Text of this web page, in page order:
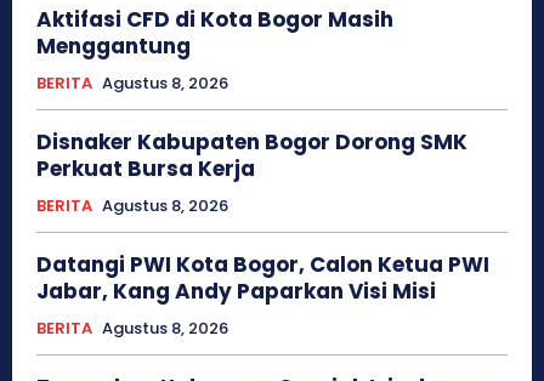
Aktifasi CFD di Kota Bogor Masih
Menggantung
BERITA Agustus 8, 2026
Disnaker Kabupaten Bogor Dorong SMK
Perkuat Bursa Kerja
BERITA Agustus 8, 2026
Datangi PWI Kota Bogor, Calon Ketua PWI
Jabar, Kang Andy Paparkan Visi Misi
BERITA Agustus 8, 2026